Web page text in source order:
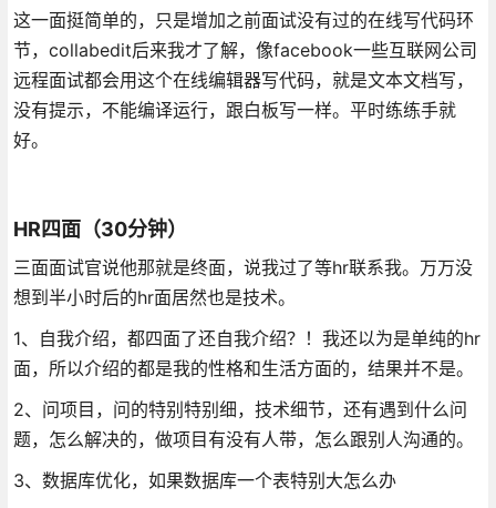
这一面挺简单的，只是增加之前面试没有过的在线写代码环
节，collabedit后来我才了解，像facebook一些互联网公司
远程面试都会用这个在线编辑器写代码，就是文本文档写，
没有提示，不能编译运行，跟白板写一样。平时练练手就
好。
HR四面（30分钟）
三面面试官说他那就是终面，说我过了等hr联系我。万万没
想到半小时后的hr面居然也是技术。
1、自我介绍，都四面了还自我介绍？！我还以为是单纯的hr
面，所以介绍的都是我的性格和生活方面的，结果并不是。
2、问项目，问的特别特别细，技术细节，还有遇到什么问
题，怎么解决的，做项目有没有人带，怎么跟别人沟通的。
3、数据库优化，如果数据库一个表特别大怎么办